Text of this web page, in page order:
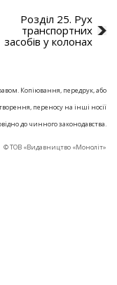
Розділ 25. Рух
транспортних
засобів у колонах
Копіювання, передрук, або
переносу на інші носії
до чинного законодавства.
© ТОВ «Видавництво «Моноліт»